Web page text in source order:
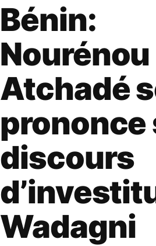
Bénin:
Nourénou
Atchadé
prononce
discours
Wadagni